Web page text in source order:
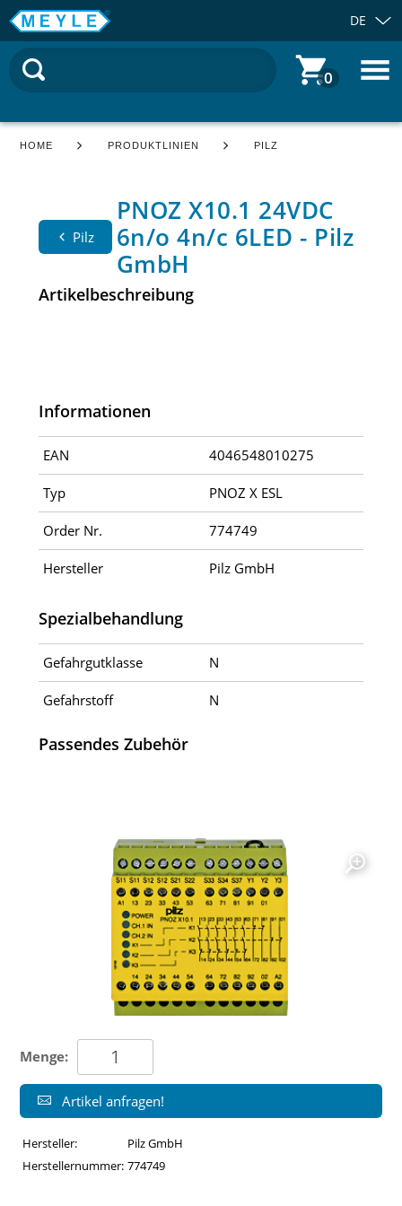
DE
0
HOME PRODUKTLINIEN PILZ
Pilz
PNOZ X10.1 24VDC
6n/o 4n/c 6LED - Pilz
GmbH
Artikelbeschreibung
Informationen
EAN 4046548010275
Typ PNOZ X ESL
Order Nr. 774749
Hersteller Pilz GmbH
Spezialbehandlung
Gefahrgutklasse N
Gefahrstoff N
Passendes Zubehör
Menge:
Artikel anfragen!
Hersteller:
Pilz GmbH
Herstellernummer: 774749